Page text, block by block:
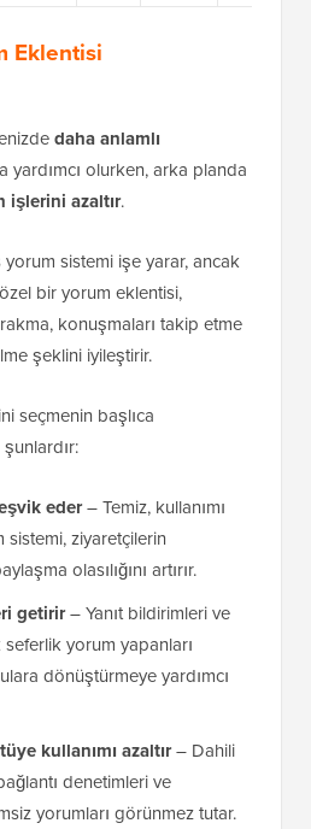
Eklentisi
daha anlamlı
yardımcı olurken, arka planda
işlerini azaltır.
yorum sistemi işe yarar, ancak
bir yorum eklentisi,
konuşmaları takip etme
şeklini iyileştirir.
seçmenin başlıca
eder– Temiz, kullanımı
ziyaretçilerin
olasılığını artırır.
getirir– Yanıt bildirimleri ve
seferlik yorum yapanları
dönüştürmeye yardımcı
kullanımı azaltır– Dahili
denetimleri ve
yorumları görünmez tutar.